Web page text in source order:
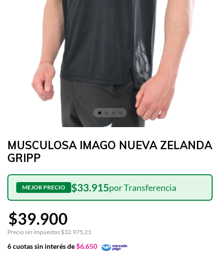
MUSCULOSA IMAGO NUEVA ZELANDA
GRIPP
$39.900
6cuotas sin interés de$6.650
Precio sin impuestos $32.975,21
$33.915